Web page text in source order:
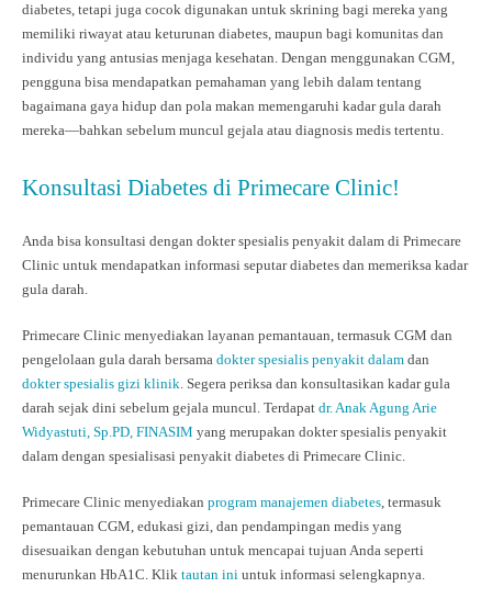
diabetes, tetapi juga cocok digunakan untuk skrining bagi mereka yang
memiliki riwayat atau keturunan diabetes, maupun bagi komunitas dan
individu yang antusias menjaga kesehatan. Dengan menggunakan CGM,
pengguna bisa mendapatkan pemahaman yang lebih dalam tentang
bagaimana gaya hidup dan pola makan memengaruhi kadar gula darah
mereka—bahkan sebelum muncul gejala atau diagnosis medis tertentu.
Konsultasi Diabetes di Primecare Clinic!
Anda bisa konsultasi dengan dokter spesialis penyakit dalam di Primecare
Clinic untuk mendapatkan informasi seputar diabetes dan memeriksa kadar
gula darah.
Primecare Clinic menyediakan layanan pemantauan, termasuk CGM dan
pengelolaan gula darah bersama dokter spesialis penyakit dalam dan
dokter spesialis gizi klinik. Segera periksa dan konsultasikan kadar gula
darah sejak dini sebelum gejala muncul. Terdapat dr. Anak Agung Arie
Widyastuti, Sp.PD, FINASIM yang merupakan dokter spesialis penyakit
dalam dengan spesialisasi penyakit diabetes di Primecare Clinic.
Primecare Clinic menyediakan program manajemen diabetes, termasuk
pemantauan CGM, edukasi gizi, dan pendampingan medis yang
disesuaikan dengan kebutuhan untuk mencapai tujuan Anda seperti
menurunkan HbA1C. Klik tautan ini untuk informasi selengkapnya.